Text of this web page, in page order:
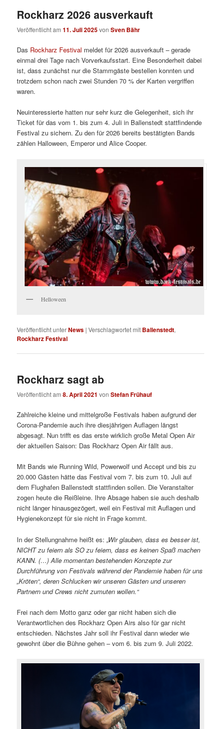
Rockharz 2026 ausverkauft
Veröffentlicht am11. Juli 2025vonSven Bähr
Das Rockharz Festival meldet für 2026 ausverkauft – gerade
einmal drei Tage nach Vorverkaufsstart. Eine Besonderheit dabei
ist, dass zunächst nur die Stammgäste bestellen konnten und
trotzdem schon nach zwei Stunden 70 % der Karten vergriffen
waren.
Neuinteressierte hatten nur sehr kurz die Gelegenheit, sich ihr
Ticket für das vom 1. bis zum 4. Juli in Ballenstedt stattfindende
Festival zu sichern. Zu den für 2026 bereits bestätigten Bands
zählen Halloween, Emperor und Alice Cooper.
Helloween
Veröffentlicht unterNews |Verschlagwortet mit Ballenstedt,
Rockharz Festival
Rockharz sagt ab
Veröffentlicht am8. April 2021 vonStefan Frühauf
Zahlreiche kleine und mittelgroße Festivals haben aufgrund der
Corona-Pandemie auch ihre diesjährigen Auflagen längst
abgesagt. Nun trifft es das erste wirklich große Metal Open Air
der aktuellen Saison: Das Rockharz Open Air fällt aus.
Mit Bands wie Running Wild, Powerwolf und Accept und bis zu
20.000 Gästen hätte das Festival vom 7. bis zum 10. Juli auf
dem Flughafen Ballenstedt stattfinden sollen. Die Veranstalter
zogen heute die Reißleine. Ihre Absage haben sie auch deshalb
nicht länger hinausgezögert, weil ein Festival mit Auflagen und
Hygienekonzept für sie nicht in Frage kommt.
In der Stellungnahme heißt es:„Wir glauben, dass es besser ist,
NICHT zu feiern als SO zu feiern, dass es keinen Spaß machen
KANN. (…) Alle momentan bestehenden Konzepte zur
Durchführung von Festivals während der Pandemie haben für uns
„Kröten“, deren Schlucken wir unseren Gästen und unseren
Partnern und Crews nicht zumuten wollen.“
Frei nach dem Motto ganz oder gar nicht haben sich die
Verantwortlichen des Rockharz Open Airs also für gar nicht
entschieden. Nächstes Jahr soll ihr Festival dann wieder wie
gewohnt über die Bühne gehen – vom 6. bis zum 9. Juli 2022.